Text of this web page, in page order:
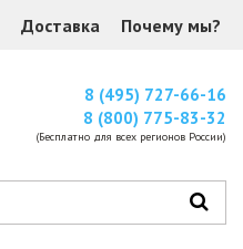
Доставка Почему мы?
8 (495) 727-66-16
8 (800) 775-83-32
(Бесплатно для всех регионов России)